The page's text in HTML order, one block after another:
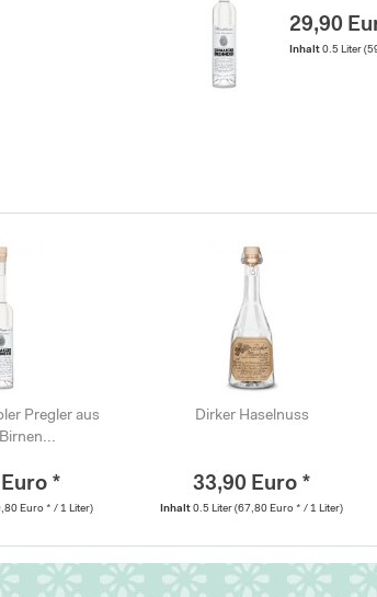
29,90
Inhalt 0.5 Liter
Pregler aus
*
Euro * / 1 Liter)
Dirker Haselnuss
33,90 Euro *
Inhalt0.5 Liter(67,80 Euro * / 1 Liter)